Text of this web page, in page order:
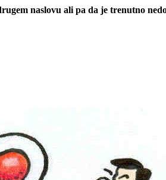
naslovu ali pa da je trenutno